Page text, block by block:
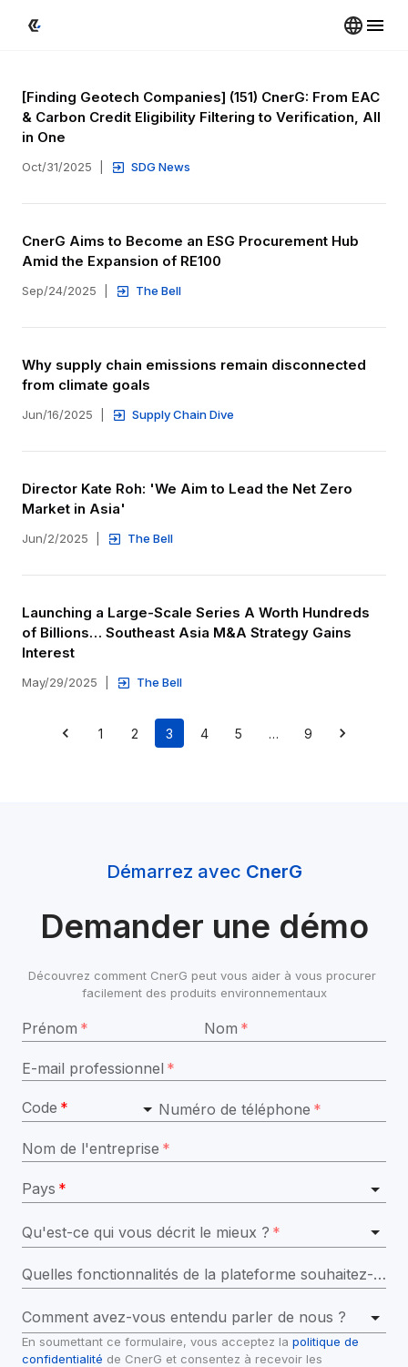
[Finding Geotech Companies] (151) CnerG: From EAC
& Carbon Credit Eligibility Filtering to Verification, All
in One
Oct/31/2025 SDG News
CnerG Aims to Become an ESG Procurement Hub
Amid the Expansion of RE100
Sep/24/2025 The Bell
Why supply chain emissions remain disconnected
from climate goals
Jun/16/2025 Supply Chain Dive
Director Kate Roh: 'We Aim to Lead the Net Zero
Market in Asia'
Jun/2/2025 The Bell
Launching a Large-Scale Series A Worth Hundreds
of Billions… Southeast Asia M&A Strategy Gains
Interest
May/29/2025 The Bell
1 2 3 4 5 … 9
Démarrez avec CnerG
Demander une démo
Découvrez comment CnerG peut vous aider à vous procurer
facilement des produits environnementaux
Prénom * Nom *
E-mail professionnel *
Code * Numéro de téléphone *
Nom de l'entreprise *
Pays *
Qu'est-ce qui vous décrit le mieux ? *
Quelles fonctionnalités de la plateforme souhaitez-vous explorer dans la démo ?
Comment avez-vous entendu parler de nous ?
En soumettant ce formulaire, vous acceptez la politique de
confidentialité de CnerG et consentez à recevoir les